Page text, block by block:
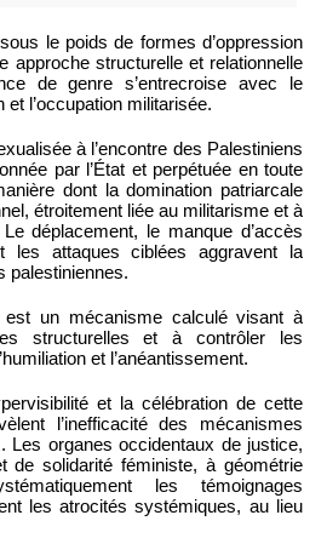
le poids de formes d’oppression
approche structurelle et relationnelle
de genre s’entrecroise avec le
l’occupation militarisée.
à l’encontre des Palestiniens
par l’État et perpétuée en toute
dont la domination patriarcale
étroitement liée au militarisme et à
déplacement, le manque d’accès
attaques ciblées aggravent la
palestiniennes.
est un mécanisme calculé visant à
structurelles et à contrôler les
et l’anéantissement.
et la célébration de cette
l’inefficacité des mécanismes
Les organes occidentaux de justice,
de solidarité féministe, à géométrie
les témoignages
les atrocités systémiques, au lieu